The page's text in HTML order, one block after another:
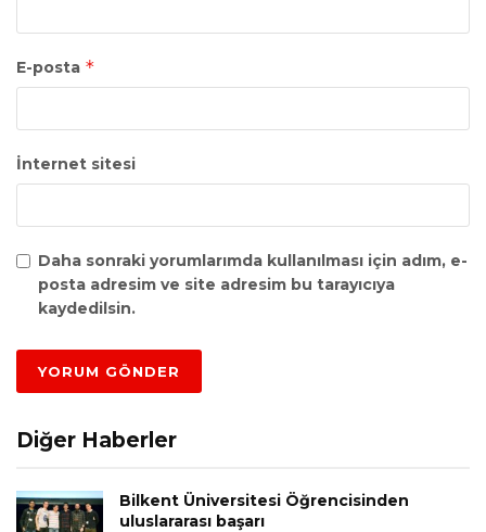
E-posta *
İnternet sitesi
Daha sonraki yorumlarımda kullanılması için adım, e-
posta adresim ve site adresim bu tarayıcıya
kaydedilsin.
Diğer Haberler
Bilkent Üniversitesi Öğrencisinden
uluslararası başarı